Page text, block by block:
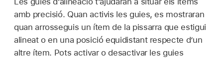
amb precisió. Quan activis les guies, es mostraran
quan arrosseguis un ítem de la pissarra que estigui
alineat o en una posició equidistant respecte d’un
altre ítem. Pots activar o desactivar les guies